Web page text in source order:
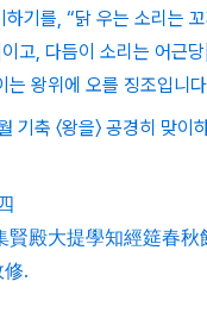
기를, “닭 우는 소리는
고, 다듬이 소리는 어근
왕위에 오를 징조입니
기축 〈왕을〉 공경히 맞
賢殿大提學知經筵春秋
修.